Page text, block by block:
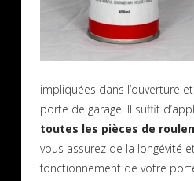
impliquées dans l’ouverture
porte de garage. Il suffit
toutes les pièces de
vous assurez de la longévité
fonctionnement de votre